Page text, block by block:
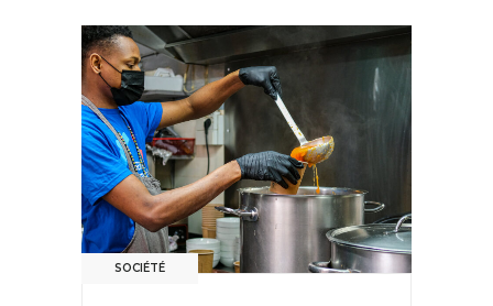
SOCIÉTÉ